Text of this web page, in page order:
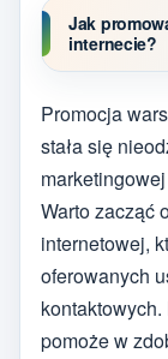
Jak
internecie?
Promocja
stała się
Warto zacząć
internetowej,
oferowanych
pomoże w